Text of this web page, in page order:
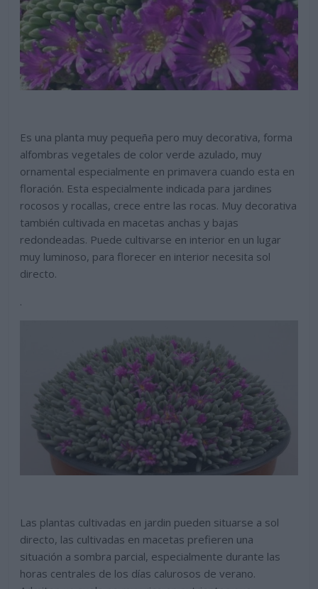
Es una planta muy pequeña pero muy decorativa, forma
alfombras vegetales de color verde azulado, muy
ornamental especialmente en primavera cuando esta en
floración. Esta especialmente indicada para jardines
rocosos y rocallas, crece entre las rocas. Muy decorativa
también cultivada en macetas anchas y bajas
redondeadas. Puede cultivarse en interior en un lugar
muy luminoso, para florecer en interior necesita sol
directo.
.
Las plantas cultivadas en jardin pueden situarse a sol
directo, las cultivadas en macetas prefieren una
situación a sombra parcial, especialmente durante las
horas centrales de los días calurosos de verano.